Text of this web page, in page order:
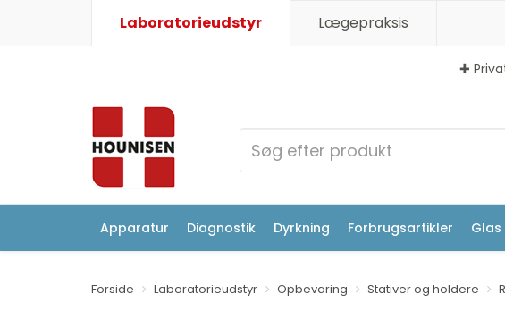
Laboratorieudstyr Lægepraksis
✚
Apparatur Diagnostik Dyrkning Forbrugsartikler
Forside Laboratorieudstyr Opbevaring Stativer og holdere